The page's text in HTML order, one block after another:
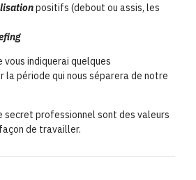
positifs (debout ou assis, les
vous indiquerai quelques
la période qui nous séparera de notre
professionnel sont des valeurs
de travailler.